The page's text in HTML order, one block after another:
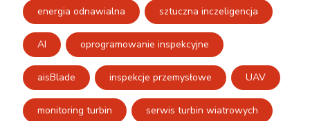
energia odnawialna sztuczna inczeligencja
AI oprogramowanie inspekcyjne
aisBlade inspekcje przemysłowe UAV
monitoring turbin serwis turbin wiatrowych